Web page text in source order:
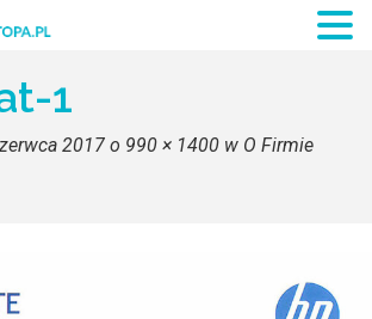
1
2017 o 990 × 1400 w O Firmie